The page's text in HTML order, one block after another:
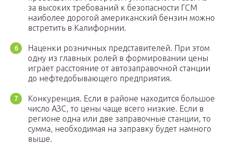
за высоких требований к безопасности ГСМ
наиболее дорогой американский бензин можно
встретить в Калифорнии.
Наценки розничных представителей. При этом
одну из главных ролей в формировании цены
играет расстояние от автозаправочной станции
до нефтедобывающего предприятия.
Конкуренция. Если в районе находится большое
число АЗС, то цены чаще всего низкие. Если в
регионе одна или две заправочные станции, то
сумма, необходимая на заправку будет намного
выше.